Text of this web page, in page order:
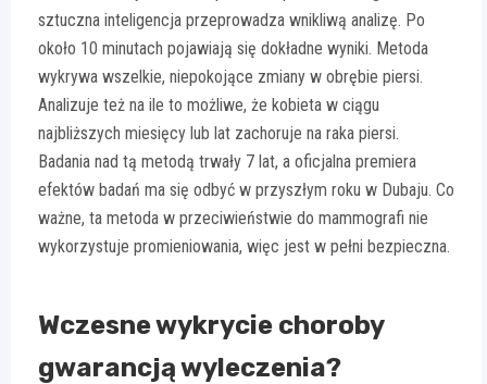
sztuczna inteligencja przeprowadza wnikliwą analizę. Po
około 10 minutach pojawiają się dokładne wyniki. Metoda
wykrywa wszelkie, niepokojące zmiany w obrębie piersi.
Analizuje też na ile to możliwe, że kobieta w ciągu
najbliższych miesięcy lub lat zachoruje na raka piersi.
Badania nad tą metodą trwały 7 lat, a oficjalna premiera
efektów badań ma się odbyć w przyszłym roku w Dubaju. Co
ważne, ta metoda w przeciwieństwie do mammografi nie
wykorzystuje promieniowania, więc jest w pełni bezpieczna.
Wczesne wykrycie choroby
gwarancją wyleczenia?